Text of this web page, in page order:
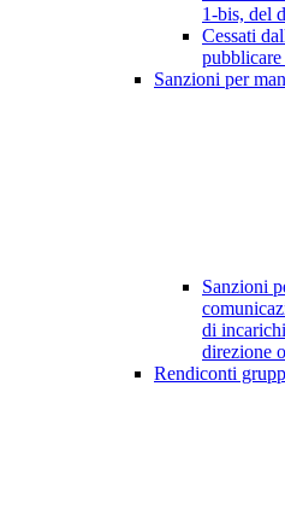
1-bis, del
Cessati
Sanzioni per
Sanzioni
di
direzione
Rendiconti